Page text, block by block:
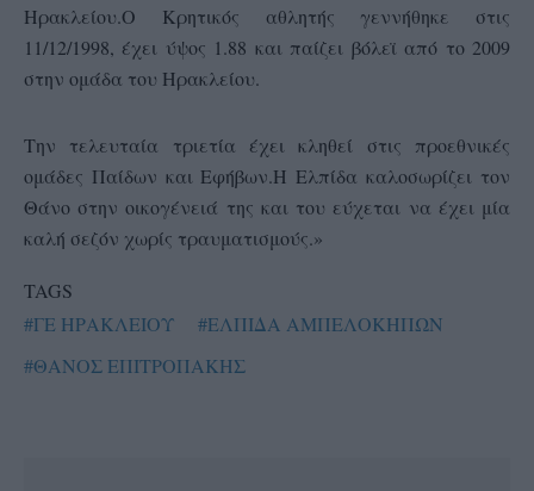
Ηρακλείου.Ο Κρητικός αθλητής γεννήθηκε στις
11/12/1998, έχει ύψος 1.88 και παίζει βόλεϊ από το 2009
στην ομάδα του Ηρακλείου.
Tην τελευταία τριετία έχει κληθεί στις προεθνικές
ομάδες Παίδων και Εφήβων.Η Ελπίδα καλοσωρίζει τον
Θάνο στην οικογένειά της και του εύχεται να έχει μία
καλή σεζόν χωρίς τραυματισμούς.»
TAGS
#ΓΕ ΗΡΑΚΛΕΙΟΥ
#ΕΛΠΙΔΑ ΑΜΠΕΛΟΚΗΠΩΝ
#ΘΑΝΟΣ ΕΠΙΤΡΟΠΑΚΗΣ